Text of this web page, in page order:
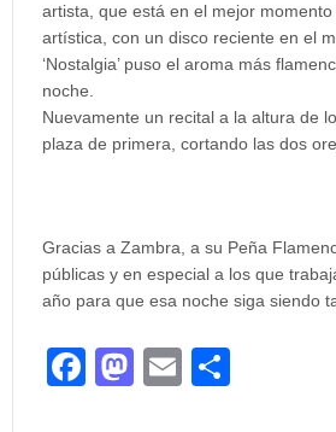
artista, que está en el mejor
artística, con un disco reciente en el
‘Nostalgia’ puso el aroma más
noche.
Nuevamente un recital a la altura de
plaza de primera, cortando las dos
Gracias a Zambra, a su Peña
públicas y en especial a los que
año para que esa noche siga siendo
F
M
E